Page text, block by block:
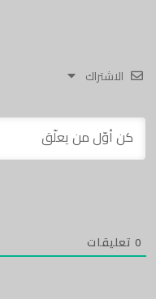
الاشتراك
0 تعليقات